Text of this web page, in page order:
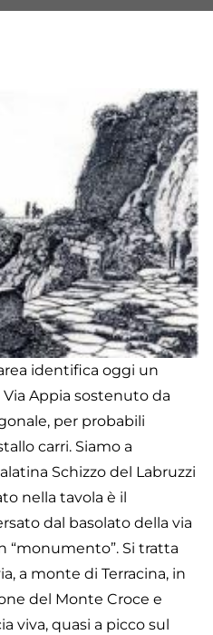
identifica oggi un
Appia sostenuto da
per probabili
carri. Siamo a
Schizzo del Labruzzi
nella tavola è il
dal basolato della via
“monumento”. Si tratta
a monte di Terracina, in
del Monte Croce e
viva, quasi a picco sul